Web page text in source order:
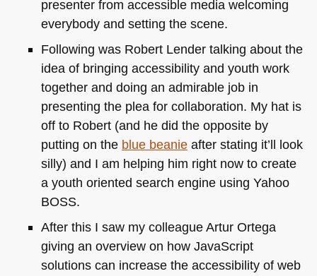
presenter from accessible media welcoming
everybody and setting the scene.
Following was Robert Lender talking about the
idea of bringing accessibility and youth work
together and doing an admirable job in
presenting the plea for collaboration. My hat is
off to Robert (and he did the opposite by
putting on the blue beanieafter stating it’ll look
silly) and I am helping him right now to create
a youth oriented search engine using Yahoo
BOSS.
After this I saw my colleague Artur Ortega
giving an overview on how JavaScript
solutions can increase the accessibility of web